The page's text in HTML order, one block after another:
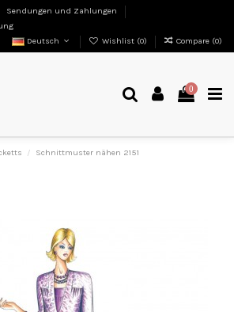
Sendungen und Zahlungen
Deutsch
Wishlist (0) Compare (0)
0
Schnittmuster nähen 2151